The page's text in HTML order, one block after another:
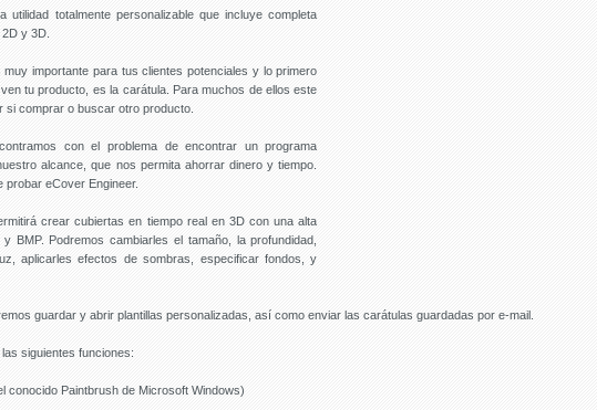
utilidad totalmente personalizable que incluye completa
y 3D.
muy importante para tus clientes potenciales y lo primero
tu producto, es la carátula. Para muchos de ellos este
si comprar o buscar otro producto.
con el problema de encontrar un programa
alcance, que nos permita ahorrar dinero y tiempo.
probar eCover Engineer.
crear cubiertas en tiempo real en 3D con una alta
BMP. Podremos cambiarles el tamaño, la profundidad,
aplicarles efectos de sombras, especificar fondos, y
guardar y abrir plantillas personalizadas, así como enviar las carátulas guardadas por e-mail.
siguientes funciones:
conocido Paintbrush de Microsoft Windows)